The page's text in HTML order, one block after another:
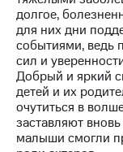
выкупа
акций
Рынок
долгое,
для них дни
событиями, ведь
сил и
Добрый и яркий
детей и их
очутиться в
заставляют
малыши смогли